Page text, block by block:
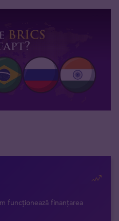
funcționează finanțarea